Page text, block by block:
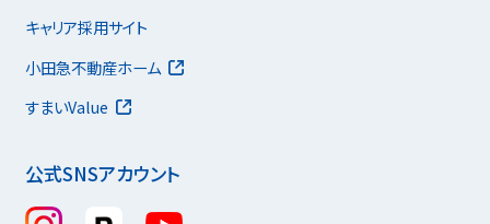
公式SNSアカウント
キャリア採用サイト
小田急不動産ホーム
すまいValue